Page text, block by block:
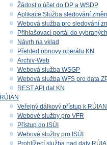
Žádost o účet do DP a WSDP
Aplikace Služba sledování změn
Webová služba pro sledování
Přihlašovací portál do
Návrh na vklad
Přehled obnovy operátu KN
Archiv-Web
Webová služba WSGP
Webová služba WFS pro data
REST API dat KN
RÚIAN
Veřejný dálkový přístup k RÚIAN
Webové služby pro VFR
Přístup do ISÚI
Webové služby pro ISÚI
Prohlížecí služba nad daty